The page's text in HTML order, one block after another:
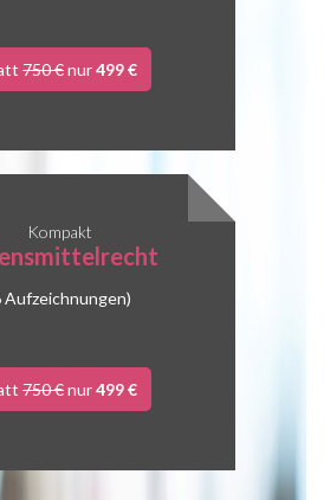
750 €nur499 €
Kompakt
Aufzeichnungen)
750 €nur499 €